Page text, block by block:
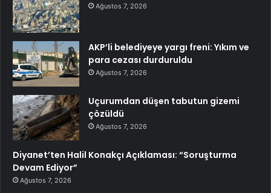
Ağustos 7, 2026
AKP’li belediyeye yargı freni: Yıkım ve
para cezası durduruldu
Ağustos 7, 2026
Uçurumdan düşen tabutun gizemi
çözüldü
Ağustos 7, 2026
Diyanet’ten Halil Konakçı Açıklaması: “Soruşturma
Devam Ediyor”
Ağustos 7, 2026